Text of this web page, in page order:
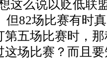
么说以贬低联
但82场比赛有时
第五场比赛时，
这场比赛？而且